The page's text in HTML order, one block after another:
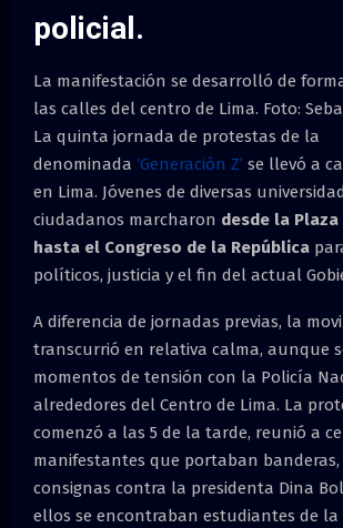
policial.
La manifestación se desarrolló de
las calles del centro de Lima. Foto:
La quinta jornada de protestas de la
denominada ‘Generación Z’ se llevó a
en Lima. Jóvenes de diversas
ciudadanos marcharon desde la
hasta el Congreso de la República
políticos, justicia y el fin del actual
A diferencia de jornadas previas, la
transcurrió en relativa calma, aunque
momentos de tensión con la Policía
alrededores del Centro de Lima. La
comenzó a las 5 de la tarde, reunió a
manifestantes que portaban
consignas contra la presidenta Dina
ellos se encontraban estudiantes de la